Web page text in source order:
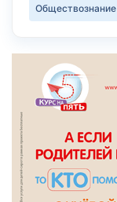
Обществознание